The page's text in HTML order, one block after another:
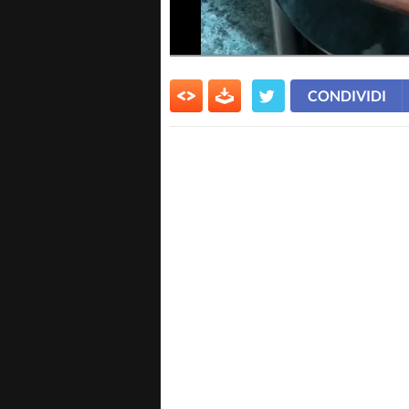
CONDIVIDI